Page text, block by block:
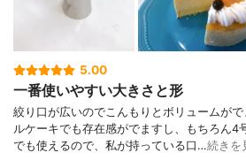
5.00
一番使いやすい大きさと形
絞り口が広いのでこんもりとボリュームが
ルケーキでも存在感がでますし、もちろん4
でも使えるので、私が持っている口…続きを